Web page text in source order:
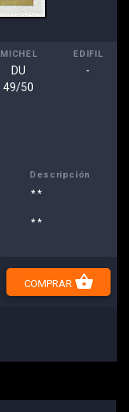
MICHEL
DU
49/50
EDIFIL
-
Descripción
* *
* *
COMPRAR shopping_basket